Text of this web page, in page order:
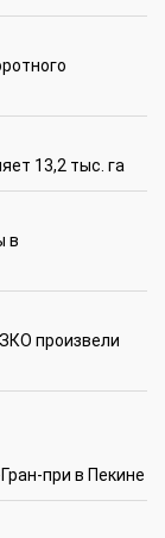
13,2 тыс. га
в
произвели
при в Пекине